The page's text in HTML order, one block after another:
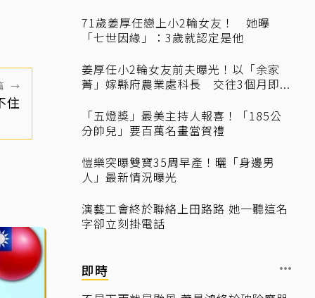
→
住
71歲姜厚任戀上小2輪女友！ 她曝
「七世因緣」：3歲就認定是他
姜厚任小2輪女友前夫曝光！以「余家
菁」嫁縣府農業處科長 交往3個月即...
「五燈獎」最美主持人報喜！「185公
分帥兒」要百萬名畫當賀禮
愷樂突曝雙寶35周早產！曬「身邊男
人」最新情況曝光
演藝工會終於聯絡上田路路 她一聽這名
字卻立刻掛電話
即時